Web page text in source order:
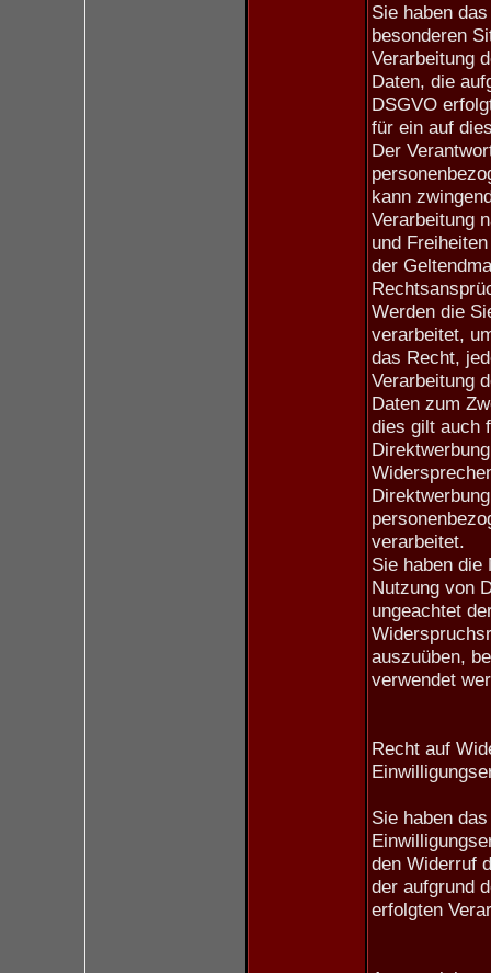
Sie haben
besonderen
Verarbeitung
Daten, die
DSGVO
für ein auf
Der
kann
Verarbeitung
und
der
Werden die
verarbeitet,
das Recht,
Verarbeitung
Daten zum
dies gilt auch
verarbeitet.
Sie haben die
Nutzung von
ungeachtet
auszuüben,
verwendet
Recht auf
Sie haben
den Widerruf
der aufgrund
erfolgten